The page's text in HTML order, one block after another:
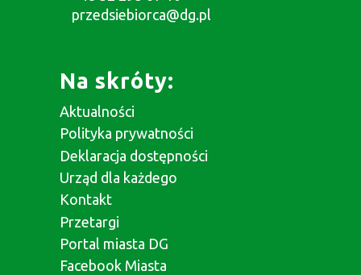
przedsiebiorca@dg.pl
Na skróty:
Aktualności
Polityka prywatności
Deklaracja dostępności
Urząd dla każdego
Kontakt
Przetargi
Portal miasta DG
Facebook Miasta